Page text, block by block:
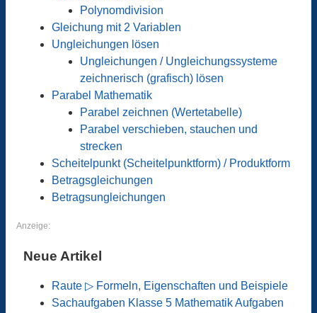
Polynomdivision
Gleichung mit 2 Variablen
Ungleichungen lösen
Ungleichungen / Ungleichungssysteme
zeichnerisch (grafisch) lösen
Parabel Mathematik
Parabel zeichnen (Wertetabelle)
Parabel verschieben, stauchen und
strecken
Scheitelpunkt (Scheitelpunktform) / Produktform
Betragsgleichungen
Betragsungleichungen
Anzeige:
Neue Artikel
Raute ▷ Formeln, Eigenschaften und Beispiele
Sachaufgaben Klasse 5 Mathematik Aufgaben